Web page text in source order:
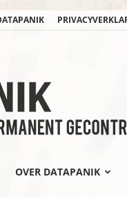
OVER DATAPANIK